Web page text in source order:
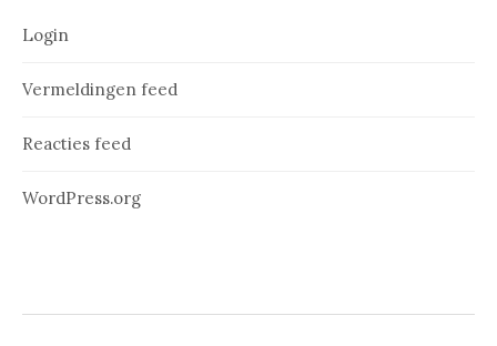
Login
Vermeldingen feed
Reacties feed
WordPress.org